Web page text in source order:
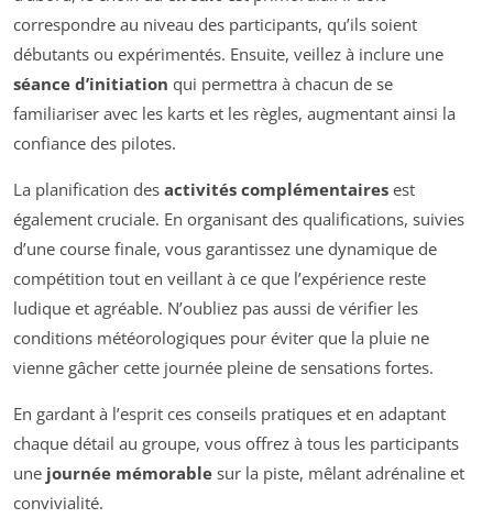
correspondre au niveau des participants, qu’ils soient
débutants ou expérimentés. Ensuite, veillez à inclure une
séance d’initiation qui permettra à chacun de se
familiariser avec les karts et les règles, augmentant ainsi la
confiance des pilotes.
La planification des activités complémentaires est
également cruciale. En organisant des qualifications, suivies
d’une course finale, vous garantissez une dynamique de
compétition tout en veillant à ce que l’expérience reste
ludique et agréable. N’oubliez pas aussi de vérifier les
conditions météorologiques pour éviter que la pluie ne
vienne gâcher cette journée pleine de sensations fortes.
En gardant à l’esprit ces conseils pratiques et en adaptant
chaque détail au groupe, vous offrez à tous les participants
une journée mémorable sur la piste, mêlant adrénaline et
convivialité.